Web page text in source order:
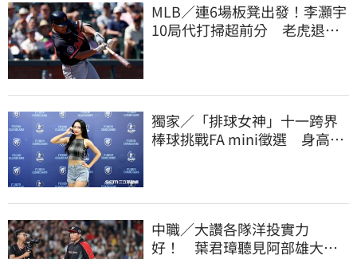
MLB／連6場板凳出發！李灝宇
10局代打掃超前分 老虎退巨
獨家／「排球女神」十一跨界
棒球挑戰FA mini徵選 身高
中職／大讚各隊洋投實力
好！ 葉君璋聽見阿部雄大被